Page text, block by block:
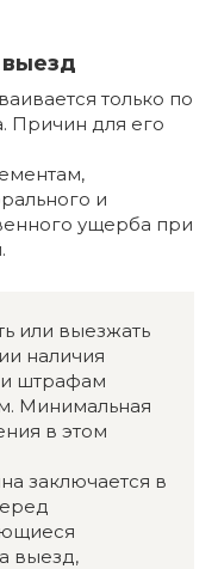
только по
Причин для его
и
ущерба при
или выезжать
наличия
и штрафам
Минимальная
в этом
заключается в
выезд,